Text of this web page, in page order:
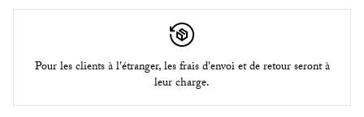
Pour les clients à l'étranger, les frais d'envoi et de retour seront à
leur charge.